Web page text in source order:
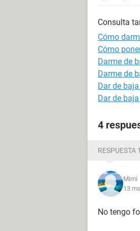
Consulta
Cómo
Cómo
Darme de
Darme de
Dar de
Dar de
4
RESPUESTA
Mimi
13
No tengo